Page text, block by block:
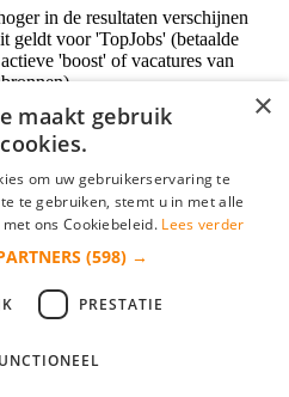
in de resultaten verschijnen
geldt voor 'TopJobs' (betaalde
'boost' of vacatures van
×
maakt gebruik
om uw gebruikerservaring te
te gebruiken, stemt u in met alle
ons Cookiebeleid. Lees verder
(598) →
PRESTATIE